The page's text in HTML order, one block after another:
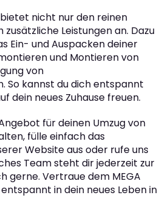
bietet nicht nur den reinen
Leistungen an. Dazu
Ein- und Auspacken deiner
und Montieren von
von
So kannst du dich entspannt
dein neues Zuhause freuen.
für deinen Umzug von
fülle einfach das
Website aus oder rufe uns
Team steht dir jederzeit zur
gerne. Vertraue dem MEGA
in dein neues Leben in